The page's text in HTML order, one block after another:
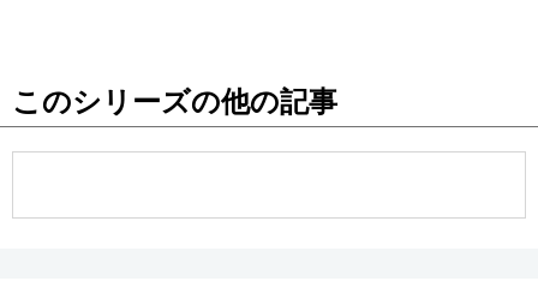
このシリーズの他の記事